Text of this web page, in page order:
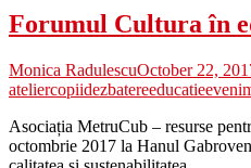
Forumul Cultura în
Monica RadulescuOctober 22,
ateliercopiidezbatereeducatie
Asociația MetruCub – resurse
octombrie 2017 la Hanul